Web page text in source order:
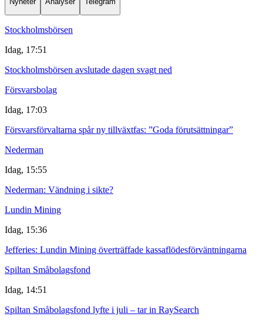
Stockholmsbörsen
Idag, 17:51
Stockholmsbörsen avslutade dagen svagt ned
Försvarsbolag
Idag, 17:03
Försvarsförvaltarna spår ny tillväxtfas: ”Goda förutsättningar”
Nederman
Idag, 15:55
Nederman: Vändning i sikte?
Lundin Mining
Idag, 15:36
Jefferies: Lundin Mining överträffade kassaflödesförväntningarna
Spiltan Småbolagsfond
Idag, 14:51
Spiltan Småbolagsfond lyfte i juli – tar in RaySearch